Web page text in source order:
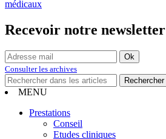
Recevoir notre newsletter
Consulter les archives
MENU
Prestations
Conseil
Etudes cliniques